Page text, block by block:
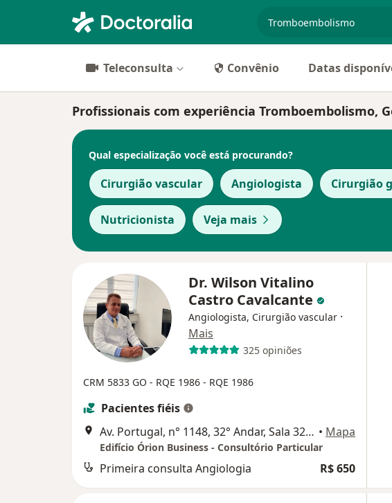
Teleconsulta Convênio Datas
Profissionais com experiência Tromboembolismo,
Qual especialização você está procurando?
Cirurgião vascular Angiologista Cirurgião
Nutricionista Veja mais
Dr. Wilson Vitalino
Castro Cavalcante
Angiologista, Cirurgião vascular ·
Mais
325 opiniões
CRM 5833 GO - RQE 1986 - RQE 1986
Pacientes fiéis
Av. Portugal, n° 1148, 32° Andar, Sala 3210 B, Goiânia • Mapa
Edifício Órion Business - Consultório Particular
Primeira consulta Angiologia R$ 650